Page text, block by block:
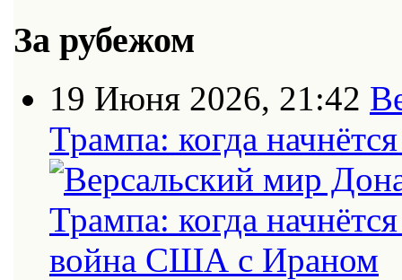
За рубежом
19 Июня 2026, 21:42
Трампа: когда